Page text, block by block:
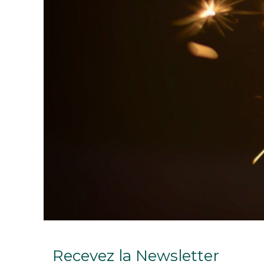
Recevez la Newsletter